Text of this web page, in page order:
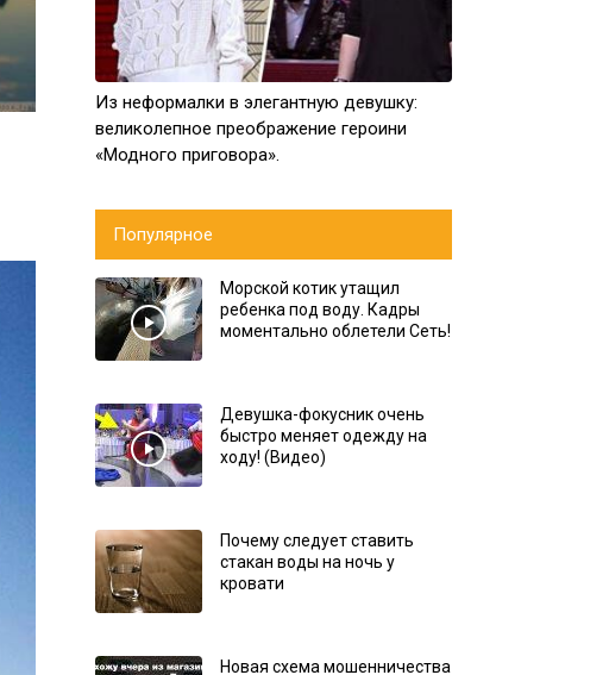
Из неформалки в элегантную девушку:
великолепное преображение героини
«Модного приговора».
Популярное
Морской котик утащил
ребенка под воду. Кадры
моментально облетели Сеть!
Девушка-фокусник очень
быстро меняет одежду на
ходу! (Видео)
Почему следует ставить
стакан воды на ночь у
кровати
Новая схема мошенничества